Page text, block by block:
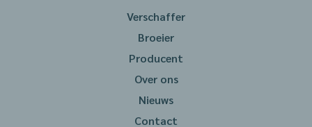
Verschaffer
Broeier
Producent
Over ons
Nieuws
Contact